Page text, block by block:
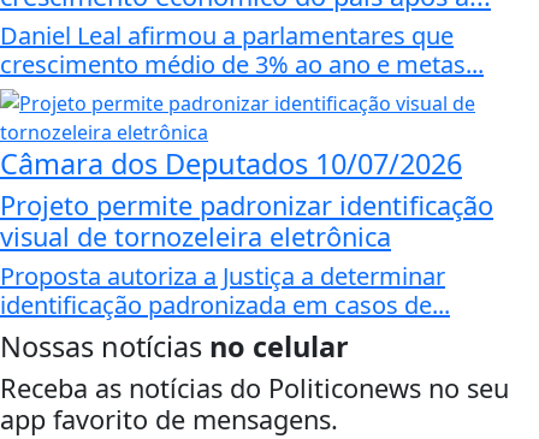
Daniel Leal afirmou a parlamentares que
crescimento médio de 3% ao ano e metas...
Câmara dos Deputados 10/07/2026
Projeto permite padronizar identificação
visual de tornozeleira eletrônica
Proposta autoriza a Justiça a determinar
identificação padronizada em casos de...
Nossas notícias no celular
Receba as notícias do Politiconews no seu
app favorito de mensagens.